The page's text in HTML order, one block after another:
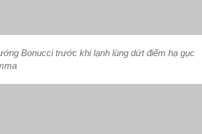
Bonucci trước khi lạnh lùng dứt điểm hạ gục